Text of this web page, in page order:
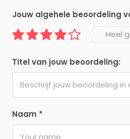
Naam *
Jouw algehele beoordeling
Heel
Titel van jouw beoordeling: